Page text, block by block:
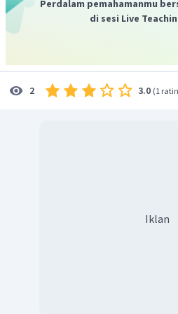
dan ketahanan magnetnya.
Perdalam pemahamanmu
di sesi Live
2 3.0 (1
Iklan